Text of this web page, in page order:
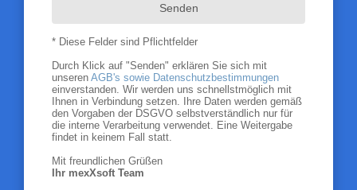
Senden
* Diese Felder sind Pflichtfelder
Durch Klick auf "Senden" erklären Sie sich mit
unseren AGB's sowie Datenschutzbestimmungen
einverstanden. Wir werden uns schnellstmöglich mit
Ihnen in Verbindung setzen. Ihre Daten werden gemäß
den Vorgaben der DSGVO selbstverständlich nur für
die interne Verarbeitung verwendet. Eine Weitergabe
findet in keinem Fall statt.
Mit freundlichen Grüßen
Ihr mexXsoft Team